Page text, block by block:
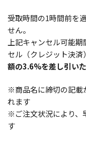
受取時間の1時間前を
せん。
上記キャンセル可能
セル（クレジット決済
額の3.6%を差し引い
※商品名に締切の記載
れます
※ご注文状況により、
す